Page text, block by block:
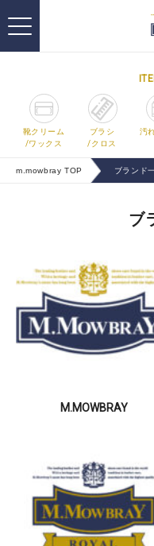
靴クリーム
/ワックス
ブラシ
/クロス
汚
m.mowbray TOP ブランド
ブ
M.MOWBRAY